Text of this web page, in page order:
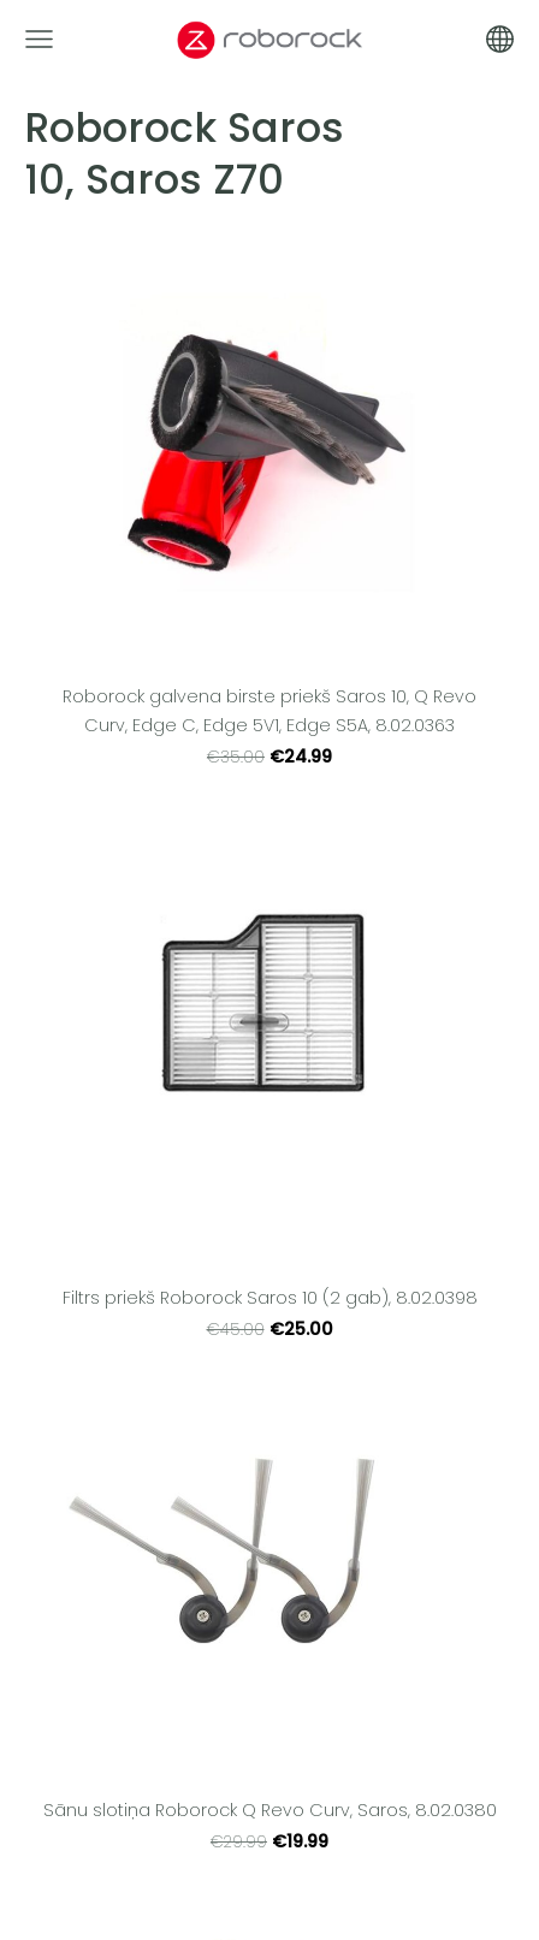
Roborock Saros
10, Saros Z70
Roborock galvena birste priekš Saros 10, Q Revo
Curv, Edge C, Edge 5V1, Edge S5A, 8.02.0363
€35.00 €24.99
Filtrs priekš Roborock Saros 10 (2 gab), 8.02.0398
€45.00 €25.00
Sānu slotiņa Roborock Q Revo Curv, Saros, 8.02.0380
€29.99 €19.99